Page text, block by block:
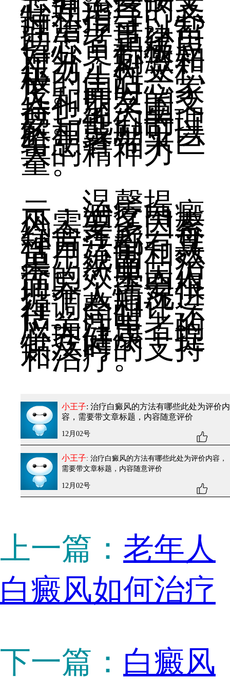
心理治疗的支
持和指导。心
理治疗可以帮
助患者重建自
信心，积极应
对外界刺激和
压力，树立积
极的生活态
度。同时，家
人和朋友的支
持也至关重
要。他们的理
解和鼓励可以
给患者带来巨
大的精神力
量。
温馨提
示：治疗白癜
风需要多因素
综合考虑。每
种方法都有其
适用范围和效
果。然而，治
疗的效果因人
而异，需要根
据个人情况进
行调整和评
估。同时，还
应关注患者的
心理健康，提
供及时的支持
和治疗。
小王子: 治疗白癜风的方法有哪些此处为评价内
容，需要带文章标题，内容随意评价
12月02号
小王子: 治疗白癜风的方法有哪些此处为评价内容，
需要带文章标题，内容随意评价
12月02号
上一篇： 老年人
白癜风如何治疗
下一篇： 白癜风